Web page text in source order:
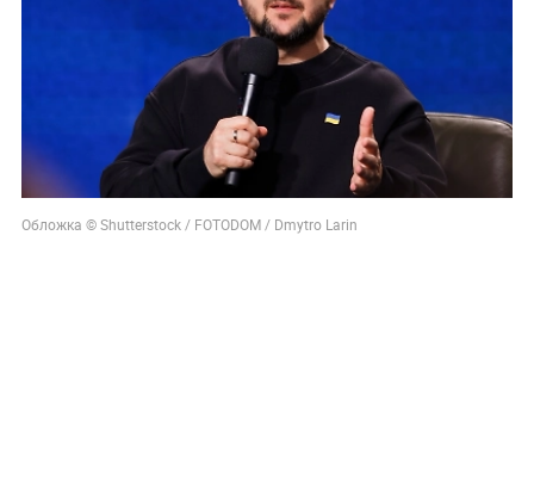
Обложка © Shutterstock / FOTODOM / Dmytro Larin